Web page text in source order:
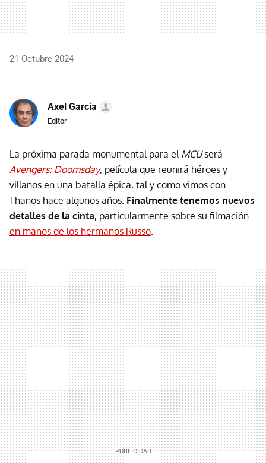
21 Octubre 2024
Axel García
Editor
La próxima parada monumental para el MCUserá
Avengers: Doomsday, película que reunirá héroes y
villanos en una batalla épica, tal y como vimos con
Thanos hace algunos años. Finalmente tenemos nuevos
detalles de la cinta, particularmente sobre su filmación
en manos de los hermanos Russo.